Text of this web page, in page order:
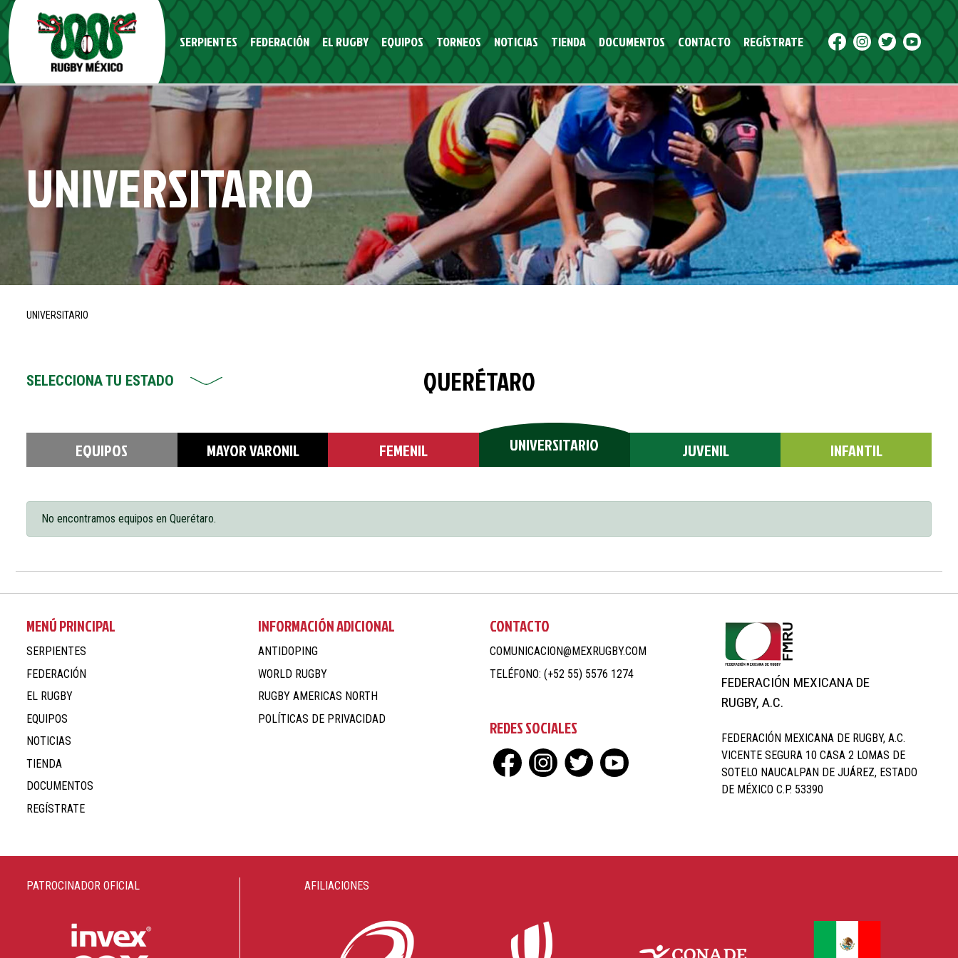
SERPIENTES FEDERACIÓN EL RUGBY EQUIPOS TORNEOS NOTICIAS TIENDA DOCUMENTOS CONTACTO REGÍSTRATE
fb tw yt
UNIVERSITARIO
UNIVERSITARIO
SELECCIONA TU ESTADO QUERÉTARO
EQUIPOS MAYOR VARONIL FEMENIL UNIVERSITARIO JUVENIL INFANTIL
No encontramos equipos en Querétaro.
MENÚ PRINCIPAL
SERPIENTES
FEDERACIÓN
EL RUGBY
EQUIPOS
NOTICIAS
TIENDA
DOCUMENTOS
REGÍSTRATE
INFORMACIÓN ADICIONAL
ANTIDOPING
WORLD RUGBY
RUGBY AMERICAS NORTH
POLÍTICAS DE PRIVACIDAD
CONTACTO
COMUNICACION@MEXRUGBY.COM
TELÉFONO: (+52 55) 5576 1274
REDES SOCIALES
FEDERACIÓN MEXICANA DE
RUGBY, A.C.
FEDERACIÓN MEXICANA DE RUGBY, A.C.
VICENTE SEGURA 10 CASA 2 LOMAS DE
SOTELO NAUCALPAN DE JUÁREZ, ESTADO
DE MÉXICO C.P. 53390
PATROCINADOR OFICIAL AFILIACIONES